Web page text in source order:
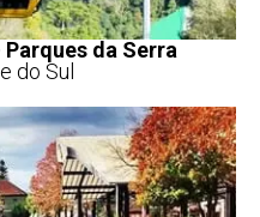
da Serra
do Sul